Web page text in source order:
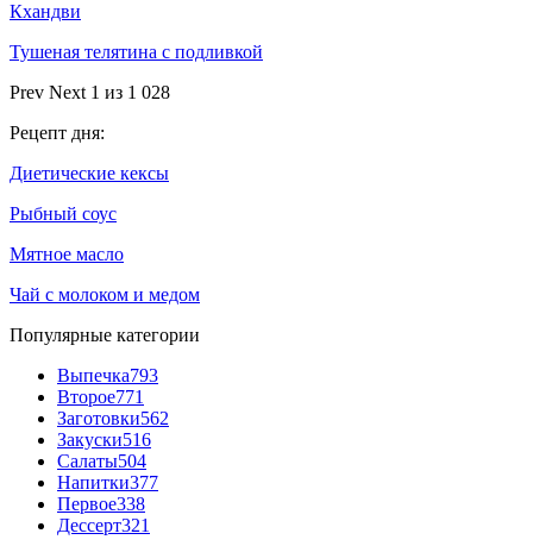
Кхандви
Тушеная телятина с подливкой
Prev Next 1 из 1 028
Рецепт дня:
Диетические кексы
Рыбный соус
Мятное масло
Чай с молоком и медом
Популярные категории
Выпечка793
Второе771
Заготовки562
Закуски516
Салаты504
Напитки377
Первое338
Дессерт321